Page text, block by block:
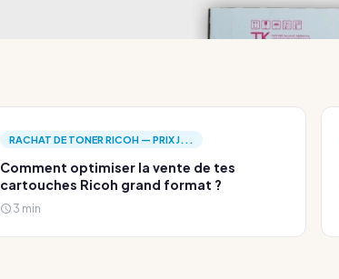
RACHAT DE TONER RICOH — PRIX J...
Comment optimiser la vente de tes
cartouches Ricoh grand format ?
3 min